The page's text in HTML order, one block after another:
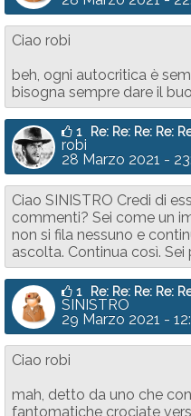
Ciao robi
beh, ogni autocritica è
bisogna sempre dare il
1 Re: Re: Re: Re:
robi
28 Marzo 2021 -
Ciao SINISTRO Credi di
commenti? Sei come un
non si fila nessuno e
ascolta. Continua così. Sei
1 Re: Re: Re: Re:
SINISTRO
29 Marzo 2021 -
Ciao robi
mah, detto da uno che
fantomatiche crociate